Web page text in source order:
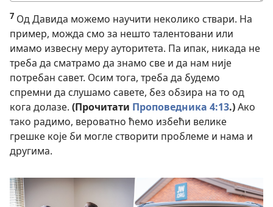
одговор
7 Од Давида можемо научити неколико ствари. На
пример, можда смо за нешто талентовани или
имамо извесну меру ауторитета. Па ипак, никада не
треба да сматрамо да знамо све и да нам није
потребан савет. Осим тога, треба да будемо
спремни да слушамо савете, без обзира на то од
кога долазе. (Прочитати Проповедника 4:13.)Ако
тако радимо, вероватно ћемо избећи велике
грешке које би могле створити проблеме и нама и
другима.